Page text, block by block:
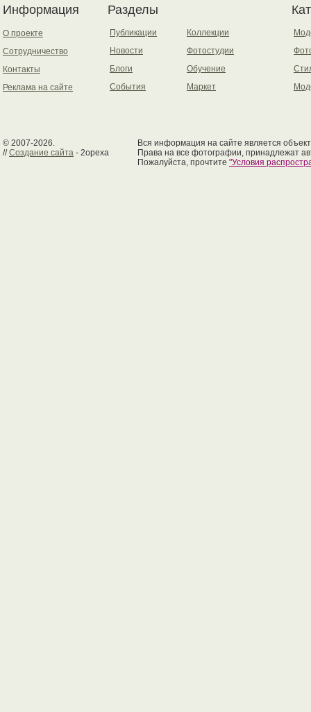
Информация
О проекте
Сотрудничество
Контакты
Реклама на сайте
Разделы
Публикации
Новости
Блоги
События
Коллекции
Фотостудии
Обучение
Маркет
© 2007-2026.
//Создание сайта - 2opexa
Вся информация на сайте является
Права на все фотографии, принадлежат
Пожалуйста, прочтите "Условия